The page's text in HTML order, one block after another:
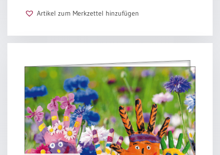
Artikel zum Merkzettel hinzufügen